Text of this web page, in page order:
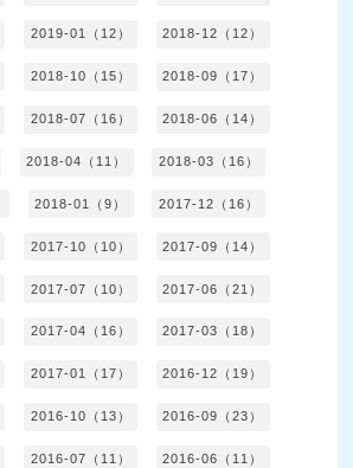
2019-01（12） 2018-12（12）
2018-10（15） 2018-09（17）
2018-07（16） 2018-06（14）
2018-04（11） 2018-03（16）
2018-01（9） 2017-12（16）
2017-10（10） 2017-09（14）
2017-07（10） 2017-06（21）
2017-04（16） 2017-03（18）
2017-01（17） 2016-12（19）
2016-10（13） 2016-09（23）
2016-07（11） 2016-06（11）